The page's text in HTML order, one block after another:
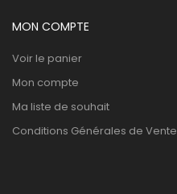
MON COMPTE
Voir le panier
Mon compte
Ma liste de souhait
Conditions Générales de Vente